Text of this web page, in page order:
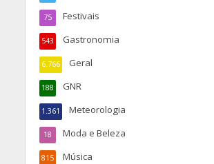
Festivais
75
Gastronomia
543
Geral
6.766
GNR
188
Meteorologia
1.361
Moda e Beleza
18
Música
815